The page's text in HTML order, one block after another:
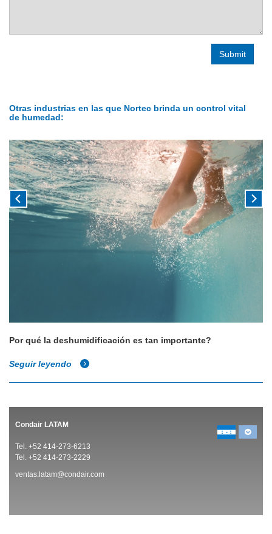
Otras industrias en las que Nortec brinda un control vital
de humedad:
Por qué la deshumidificación es tan importante?
Seguir leyendo
Condair LATAM
Tel. +52 414-273-6213
Tel. +52 414-273-2229
ventas.latam@condair.com